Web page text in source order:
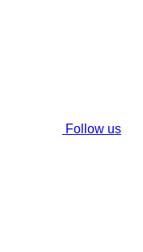
Follow us